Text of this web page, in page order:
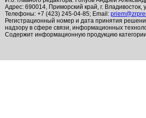
Адрес: 690014, Приморский край, г.
Телефоны: +7 (423) 245-04-85; Email:
Регистрационный номер и дата принятия
надзору в сфере связи, информационных
Содержит информационную продукцию